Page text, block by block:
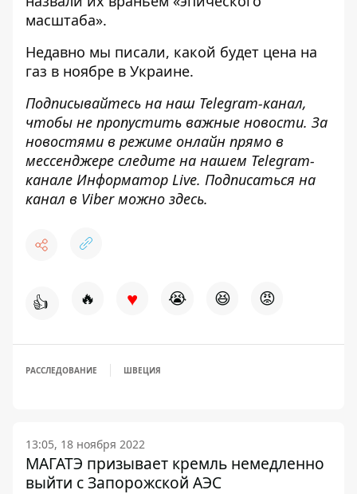
масштаба».
Недавно мы писали, какой будет цена на
газ в ноябре в Украине.
Подписывайтесь на наш Telegram-канал,
чтобы не пропустить важные новости. За
новостями в режиме онлайн прямо в
мессенджере следите на нашем Telegram-
канале Информатор Live. Подписаться на
канал в Viber можно здесь.
👍 🔥 ♥ 😭 😆 😡
РАССЛЕДОВАНИЕ ШВЕЦИЯ
13:05, 18 ноября 2022
МАГАТЭ призывает кремль немедленно
выйти с Запорожской АЭС